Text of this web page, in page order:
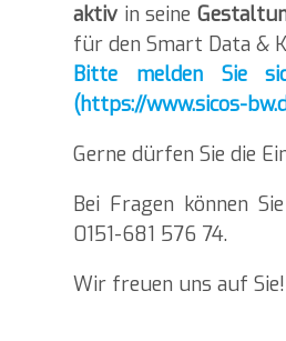
aktiv in seine
für den Smart Data &
Bitte melden Sie
(https://www.sicos-
Gerne dürfen Sie die
Bei Fragen können
0151-681 576 74.
Wir freuen uns auf Sie!